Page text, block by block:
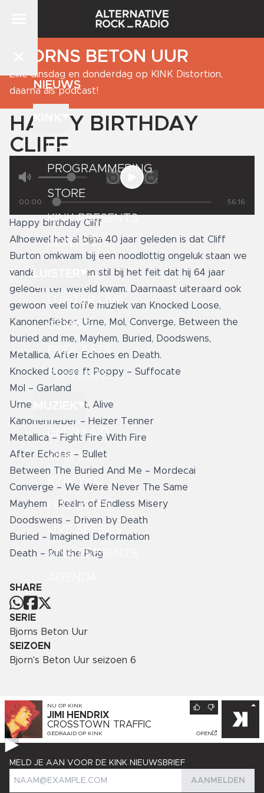
NIEUWS
DJ'S
PROGRAMMERING
STORE
KINK PRESENTS
CONTACT
LUISTER LIVE
GEMIST
PODCASTS
PLAYLISTS
GEDRAAID
KINK XL
KINK 1500
HITLIJSTEN
KINK PRESENTS
BJORNS BETON UUR
Elke dinsdag en donderdag op KINK Distortion,
daarna als podcast!
HAPPY BIRTHDAY
CLIFF
00:00 56:16
Happy birthday Cliff
Alhoewel het al bijna 40 jaar geleden is dat Cliff
Burton omkwam bij een noodlottig ongeluk staan we
vandaag toch even stil bij het feit dat hij 64 jaar
geleden ter wereld kwam. Daarnaast uiteraard ook
gewoon veel toffe muziek van Knocked Loose,
Kanonenfieber, Urne, Mol, Converge, Between the
buried and me, Mayhem, Buried, Doodswens,
Metallica, After Echoes en Death.
Knocked Loose ft Poppy – Suffocate
Mol – Garland
Urne – The Spirit, Alive
Kanonenfieber – Heizer Tenner
Metallica – Fight Fire With Fire
After Echoes – Bullet
Between The Buried And Me – Mordecai
Converge – We Were Never The Same
Mayhem – Realm of Endless Misery
Doodswens – Driven by Death
Buried – Imagined Deformation
Death – Pull the Plug
SHARE
SERIE
Bjorns Beton Uur
SEIZOEN
Bjorn's Beton Uur seizoen 6
NU OP KINK
JIMI HENDRIX
CROSSTOWN TRAFFIC
GEDRAAID OP KINK OPEN
MELD JE AAN VOOR DE KINK NIEUWSBRIEF
AANMELDEN